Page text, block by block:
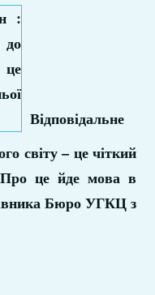
Відповідальне
світу – це чіткий
Про це йде мова в
Бюро УГКЦ з